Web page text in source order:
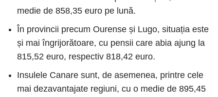
medie de 858,35 euro pe lună.
În provincii precum Ourense și Lugo, situația este
și mai îngrijorătoare, cu pensii care abia ajung la
815,52 euro, respectiv 818,42 euro.
Insulele Canare sunt, de asemenea, printre cele
mai dezavantajate regiuni, cu o medie de 895,45